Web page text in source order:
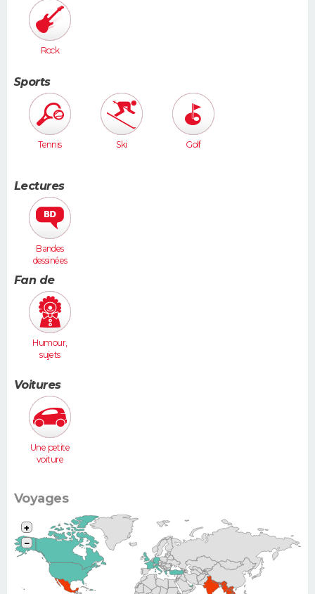
Rock
Sports
Tennis Ski Golf
Lectures
Bandes
dessinées
Fan de
Humour,
sujets
Voitures
Une petite
voiture
Voyages
+
−